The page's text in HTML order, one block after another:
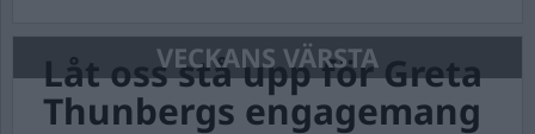
VECKANS VÄRSTA
Låt oss stå upp för Greta
Thunbergs engagemang